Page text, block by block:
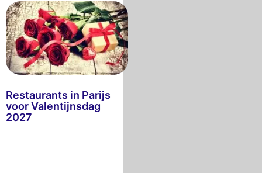
Restaurants in Parijs
voor Valentijnsdag
2027